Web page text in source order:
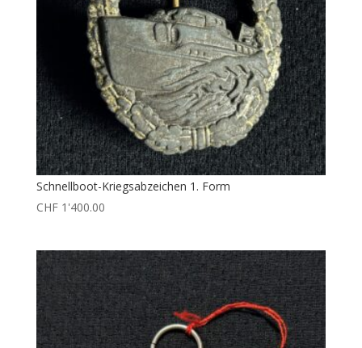
Schnellboot-Kriegsabzeichen 1. Form
CHF1'400.00